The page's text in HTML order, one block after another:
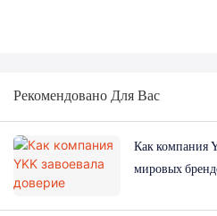
Рекомендовано Для Вас
Как компания
мировых